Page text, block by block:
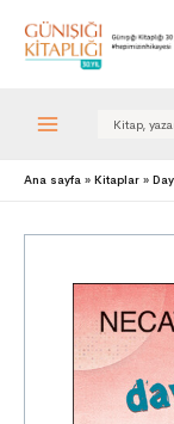
Search
Ana sayfa Kitaplar